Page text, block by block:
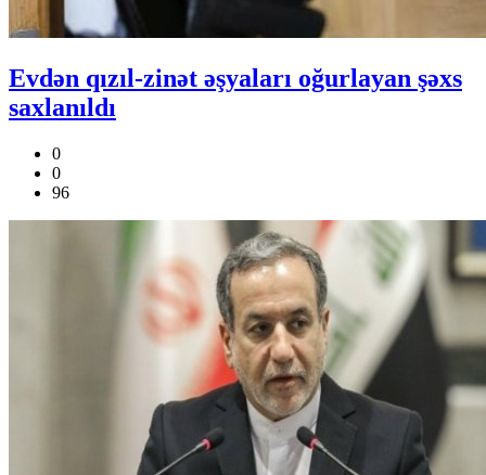
Evdən qızıl-zinət əşyaları oğurlayan şəxs
saxlanıldı
0
0
96